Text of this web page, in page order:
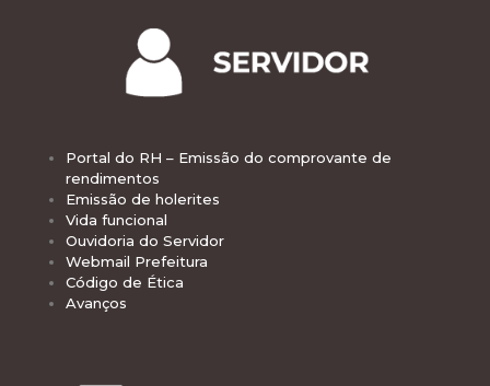
Portal do RH – Emissão do comprovante de
rendimentos
Emissão de holerites
Vida funcional
Ouvidoria do Servidor
Webmail Prefeitura
Código de Ética
Avanços